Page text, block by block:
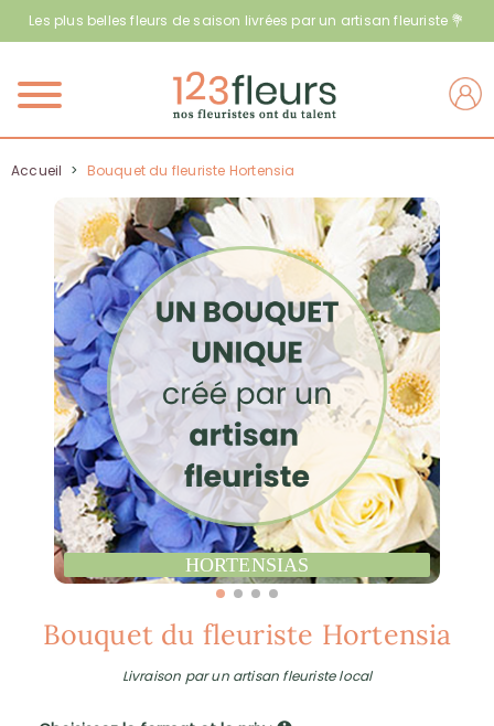
Les plus belles fleurs de saison livrées par un artisan fleuriste 💐
Menu
Accueil > Bouquet du fleuriste Hortensia
HORTENSIAS
Bouquet du fleuriste Hortensia
Livraison par un artisan fleuriste local